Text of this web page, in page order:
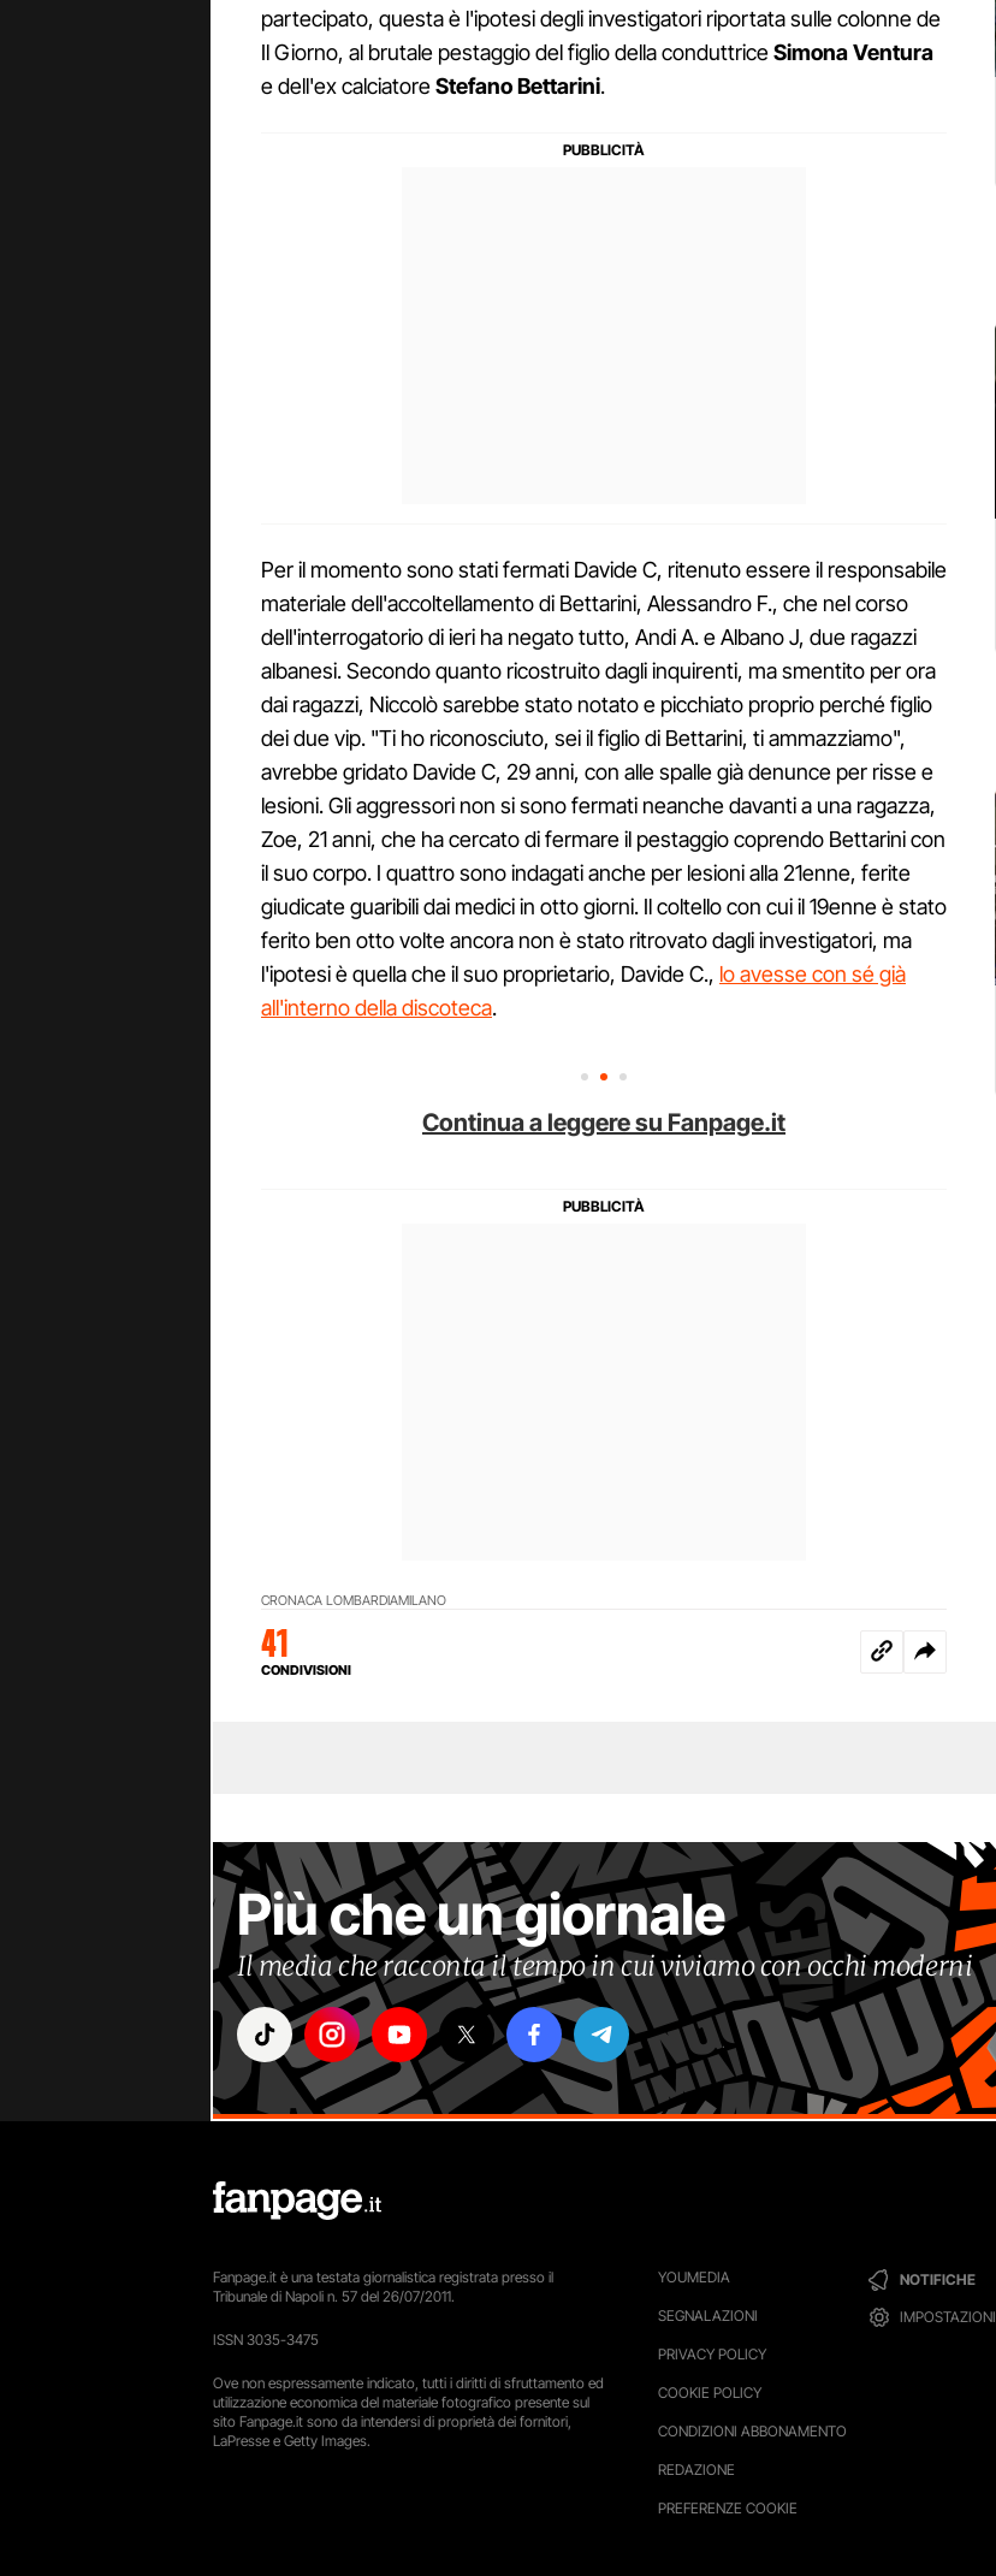
partecipato, questa è l'ipotesi degli investigatori riportata sulle colonne de
Il Giorno, al brutale pestaggio del figlio della conduttriceSimona Ventura
e dell'ex calciatoreStefano Bettarini.
Per il momento sono stati fermati Davide C, ritenuto essere il responsabile
materiale dell'accoltellamento di Bettarini, Alessandro F., che nel corso
dell'interrogatorio di ieri ha negato tutto, Andi A. e Albano J, due ragazzi
albanesi. Secondo quanto ricostruito dagli inquirenti, ma smentito per ora
dai ragazzi, Niccolò sarebbe stato notato e picchiato proprio perché figlio
dei due vip. "Ti ho riconosciuto, sei il figlio di Bettarini, ti ammazziamo",
avrebbe gridato Davide C, 29 anni, con alle spalle già denunce per risse e
lesioni. Gli aggressori non si sono fermati neanche davanti a una ragazza,
Zoe, 21 anni, che ha cercato di fermare il pestaggio coprendo Bettarini con
il suo corpo. I quattro sono indagati anche per lesioni alla 21enne, ferite
giudicate guaribili dai medici in otto giorni. Il coltello con cui il 19enne è stato
ferito ben otto volte ancora non è stato ritrovato dagli investigatori, ma
l'ipotesi è quella che il suo proprietario, Davide C., lo avesse con sé già
all'interno della discoteca.
Continua a leggere su Fanpage.it
CRONACA LOMBARDIAMILANO
41
CONDIVISIONI
Più che un giornale
Il media che racconta il tempo in cui viviamo con occhi moderni
YOUMEDIA
SEGNALAZIONI
PRIVACY POLICY
COOKIE POLICY
CONDIZIONI ABBONAMENTO
REDAZIONE
PREFERENZE COOKIE
NOTIFICHE
IMPOSTAZIONI
Fanpage.it è una testata giornalistica registrata presso il
Tribunale di Napoli n. 57 del 26/07/2011.
ISSN 3035-3475
Ove non espressamente indicato, tutti i diritti di sfruttamento ed
utilizzazione economica del materiale fotografico presente sul
sito Fanpage.it sono da intendersi di proprietà dei fornitori,
LaPresse e Getty Images.